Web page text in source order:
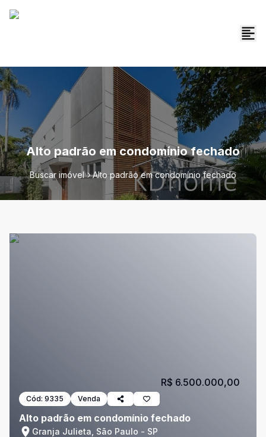
Alto padrão em condomínio fechado
Buscar imóvel Alto padrão em condomínio fechado
Cód: 9335 Venda
Alto padrão em condomínio fechado
Granja Julieta, São Paulo - SP
R$ 6.500.000,00